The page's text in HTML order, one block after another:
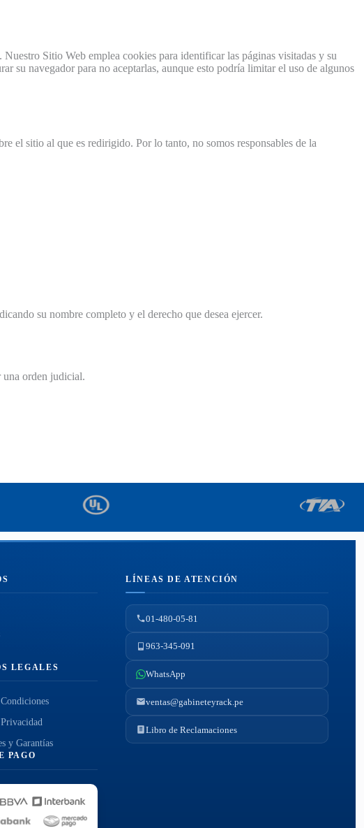
Sitio Web emplea cookies para identificar las páginas visitadas y su
su navegador para no aceptarlas, aunque esto podría limitar el uso de algunos
el sitio al que es redirigido. Por lo tanto, no somos responsables de la
su nombre completo y el derecho que desea ejercer.
una orden judicial.
LEGALES
y Garantías
PAGO
LÍNEAS DE ATENCIÓN
01-480-05-81
963-345-091
WhatsApp
ventas@gabineteyrack.pe
Libro de Reclamaciones